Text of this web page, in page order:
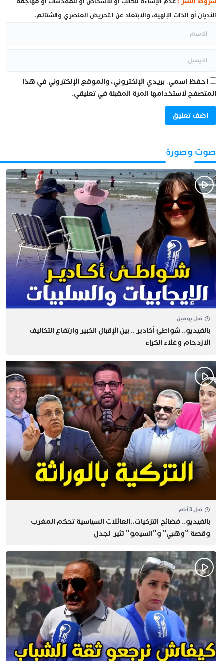
الأديان أو الذات الإلهية، والابتعاد عن التحريض العنصري والشتائم.
احفظ اسمي، بريدي الإلكتروني، والموقع الإلكتروني في هذا
المتصفح لاستخدامها المرة المقبلة في تعليقي.
صوت وصورة
قبل يومين
بالفيديو.. شواطئ أكادير .. بين الإقبال الكبير وارتفاع التكاليف
الازدحام وغلاء الكراء
قبل 3 أيام
بالفيديو.. فضائح التزكيات..العائلات السياسية تحكم المغرب
وقصة “وهبي” و”السيمو” تثير الجدل